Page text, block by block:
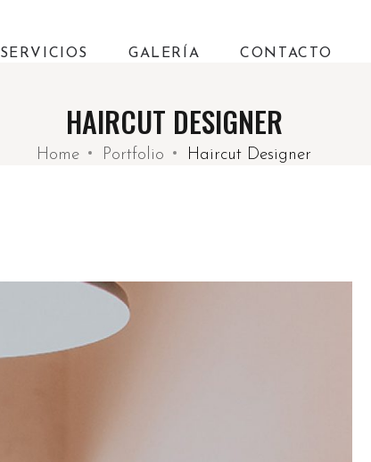
SERVICIOS GALERÍA CONTACTO
HAIRCUT DESIGNER
Home Portfolio Haircut Designer